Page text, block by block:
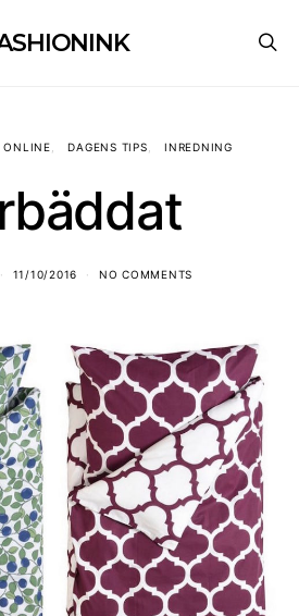
ONLINE DAGENS TIPS INREDNING
11/10/2016 NO COMMENTS